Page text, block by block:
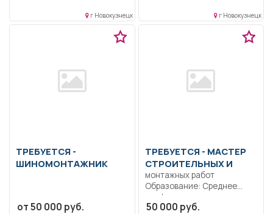
г Новокузнецк г Новокузнецк
ТРЕБУЕТСЯ -
ШИНОМОНТАЖНИК
от 50 000 руб.
ТРЕБУЕТСЯ - МАСТЕР
СТРОИТЕЛЬНЫХ И
монтажных работ
Образование: Среднее
профессиональное..
Контроль соблюдения
50 000 руб.